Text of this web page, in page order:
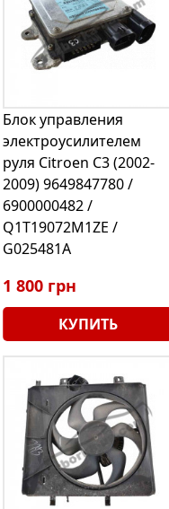
Блок управления
электроусилителем
руля Citroen C3 (2002-
2009) 9649847780 /
6900000482 /
Q1T19072M1ZE /
G025481A
1 800 грн
КУПИТЬ